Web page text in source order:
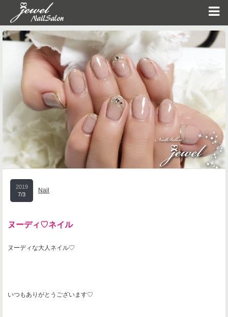
2019
7/3
Nail
ヌーディ♡ネイル
ヌーディな大人ネイル♡
いつもありがとうございます♡